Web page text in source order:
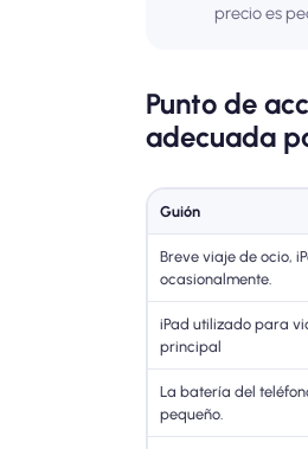
precio es
Punto de
adecuada
Guión
Breve viaje de ocio,
ocasionalmente.
iPad utilizado para
principal
La batería del
pequeño.